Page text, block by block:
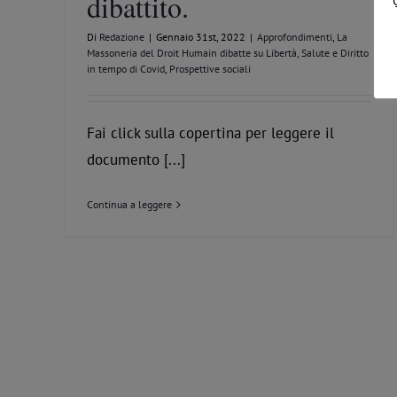
Di Redazione | Gennaio 31st, 2022 | Approfondimenti, La
Massoneria del Droit Humain dibatte su Libertà, Salute e Diritto
in tempo di Covid, Prospettive sociali
Fai click sulla copertina per leggere il
documento [...]
Continua a leggere